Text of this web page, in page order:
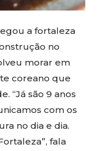
a fortaleza
no
morar em
coreano que
“Já são 9 anos
com os
no dia e dia.
fala